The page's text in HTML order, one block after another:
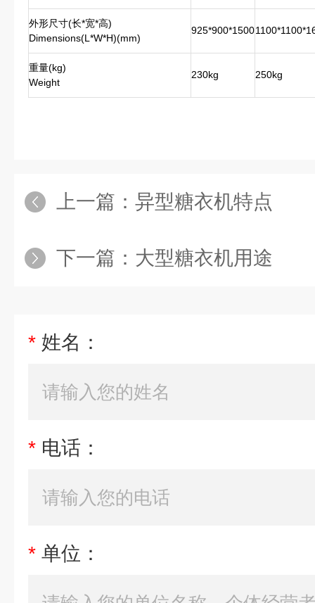
外形尺寸(长*宽*高)
Dimensions(L*W*H)(mm)
925*900*1500
重量(kg)
Weight
230kg 250kg
上一篇： 异型糖衣机特点
下一篇： 大型糖衣机用途
* 姓名：
* 电话：
* 单位：